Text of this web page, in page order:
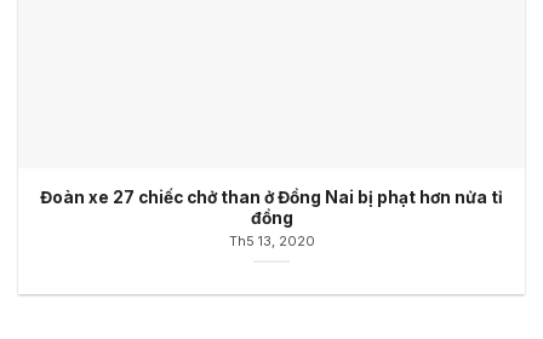
Đoàn xe 27 chiếc chở than ở Đồng Nai bị phạt hơn nửa tỉ
đồng
Th5 13, 2020